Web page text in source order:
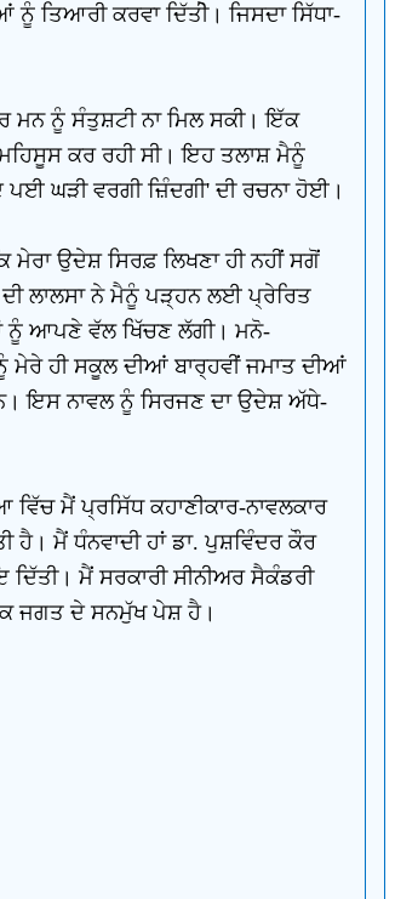
ਤਿਆਰੀ ਕਰਵਾ ਦਿੱਤੀੇ। ਜਿਸਦਾ ਸਿੱਧਾ-
ਮਨ ਨੂੰ ਸੰਤੁਸ਼ਟੀ ਨਾ ਮਿਲ ਸਕੀ। ਇੱਕ
ਕਰ ਰਹੀ ਸੀ। ਇਹ ਤਲਾਸ਼ ਮੈਨੂੰ
ਘੜੀ ਵਰਗੀ ਜ਼ਿੰਦਗੀ' ਦੀ ਰਚਨਾ ਹੋਈ।
ਉਦੇਸ਼ ਸਿਰਫ਼ ਲਿਖਣਾ ਹੀ ਨਹੀਂ ਸਗੋਂ
ਦੀ ਲਾਲਸਾ ਨੇ ਮੈਨੂੰ ਪੜ੍ਹਨ ਲਈ ਪ੍ਰੇਰਿਤ
ਨੂੰ ਆਪਣੇ ਵੱਲ ਖਿੱਚਣ ਲੱਗੀ। ਮਨੋ-
ਮੇਰੇ ਹੀ ਸਕੂਲ ਦੀਆਂ ਬਾਰ੍ਹਵੀਂ ਜਮਾਤ ਦੀਆਂ
ਇਸ ਨਾਵਲ ਨੂੰ ਸਿਰਜਣ ਦਾ ਉਦੇਸ਼ ਅੱਧੇ-
ਮੈਂ ਪ੍ਰਸਿੱਧ ਕਹਾਣੀਕਾਰ-ਨਾਵਲਕਾਰ
ਹੈ। ਮੈਂ ਧੰਨਵਾਦੀ ਹਾਂ ਡਾ. ਪੁਸ਼ਵਿੰਦਰ ਕੌਰ
ਮੈਂ ਸਰਕਾਰੀ ਸੀਨੀਅਰ ਸੈਕੰਡਰੀ
ਜਗਤ ਦੇ ਸਨਮੁੱਖ ਪੇਸ਼ ਹੈ।